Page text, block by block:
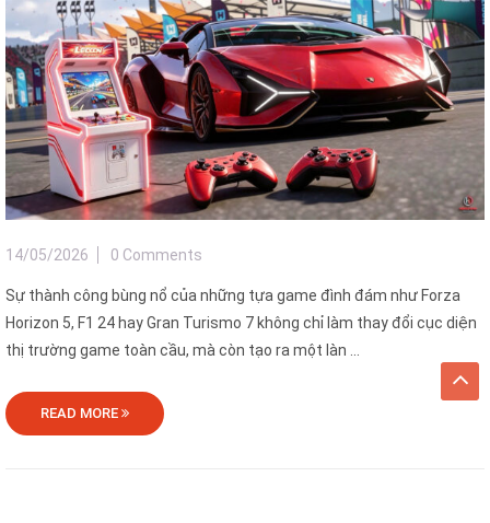
14/05/2026 0 Comments
Sự thành công bùng nổ của những tựa game đình đám như Forza
Horizon 5, F1 24 hay Gran Turismo 7 không chỉ làm thay đổi cục diện
thị trường game toàn cầu, mà còn tạo ra một làn ...
READ MORE